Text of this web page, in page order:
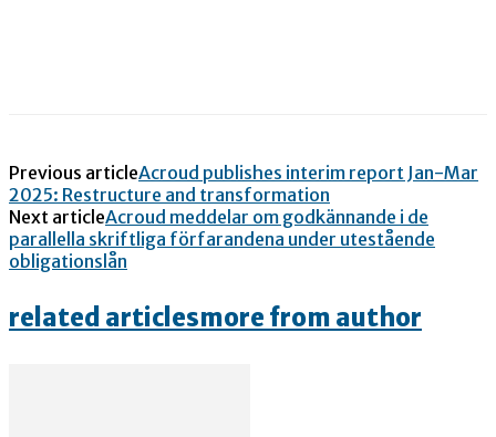
Previous articleAcroud publishes interim report Jan-Mar
2025: Restructure and transformation
Next articleAcroud meddelar om godkännande i de
parallella skriftliga förfarandena under utestående
obligationslån
related articlesmore from author